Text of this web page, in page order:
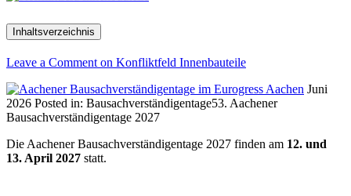
Inhaltsverzeichnis
Leave a Comment on Konfliktfeld Innenbauteile
Juni
2026 Posted in: Bausachverständigentage53. Aachener
Bausachverständigentage 2027
Die Aachener Bausachverständigentage 2027 finden am 12. und
13. April 2027 statt.